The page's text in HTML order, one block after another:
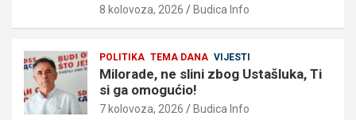
8 kolovoza, 2026 Budica Info
POLITIKA TEMA DANA VIJESTI
Milorade, ne slini zbog Ustašluka, Ti
si ga omogućio!
7 kolovoza, 2026 Budica Info